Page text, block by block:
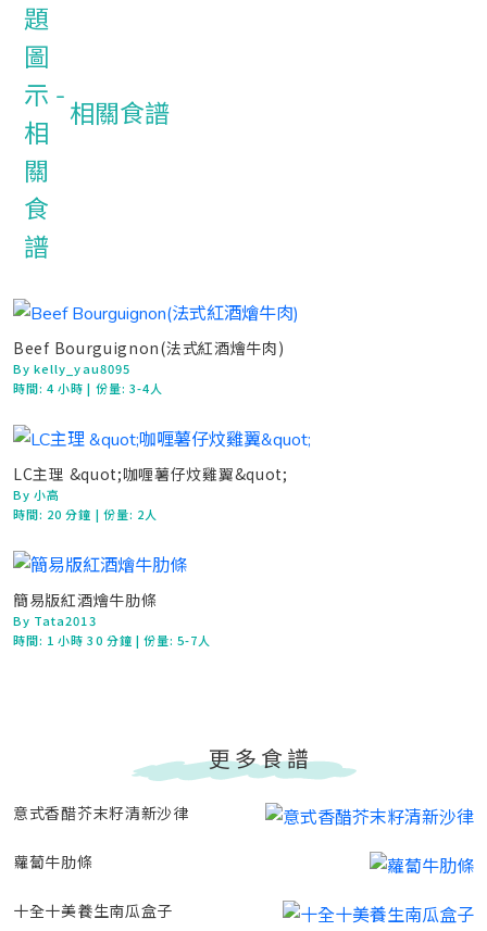
相關食譜
Beef Bourguignon(法式紅酒燴牛肉)
By kelly_yau8095
時間:4 小時| 份量: 3-4人
LC主理 &quot;咖喱薯仔炆雞翼&quot;
By 小高
時間: 20 分鐘 | 份量: 2人
簡易版紅酒燴牛肋條
By Tata2013
時間: 1 小時 30 分鐘 | 份量: 5-7人
更多食譜
意式香醋芥末籽清新沙律
蘿蔔牛肋條
十全十美養生南瓜盒子